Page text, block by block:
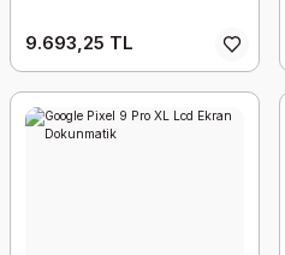
9.693,25 TL